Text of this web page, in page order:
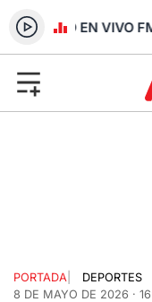
RADIO EN VIVO
PORTADA
DEPORTES
8 DE MAYO DE 2026 ·